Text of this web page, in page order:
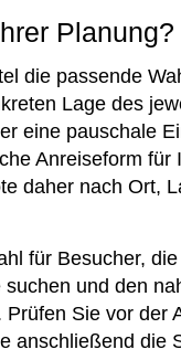
Planung?
die passende
Lage des
eine pauschale
Anreiseform für
daher nach Ort,
für Besucher,
und den
Sie vor der
anschließend die